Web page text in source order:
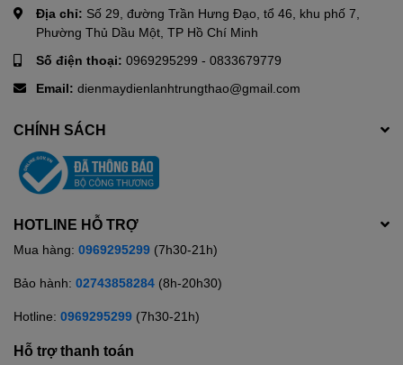
Địa chỉ: Số 29, đường Trần Hưng Đạo, tổ 46, khu phố 7,
Phường Thủ Dầu Một, TP Hồ Chí Minh
Số điện thoại: 0969295299 - 0833679779
Email: dienmaydienlanhtrungthao@gmail.com
CHÍNH SÁCH
HOTLINE HỖ TRỢ
Mua hàng: 0969295299 (7h30-21h)
Bảo hành: 02743858284 (8h-20h30)
Hotline: 0969295299 (7h30-21h)
Hỗ trợ thanh toán